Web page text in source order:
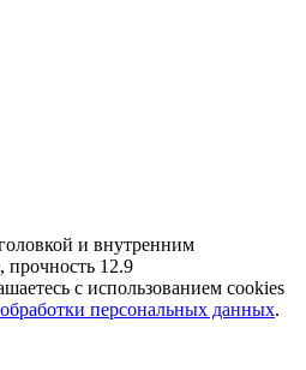
и внутренним
12.9
с использованием cookies
персональных данных.